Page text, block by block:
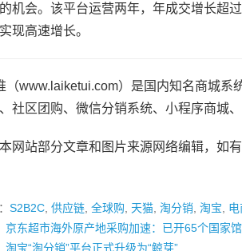
机会。该平台运营两年，年成交增长超
现高速增长。
（www.laiketui.com）是国内知名商城系
社区团购、微信分销系统、小程序商城
网站部分文章和图片来源网络编辑，如
S2B2C 供应链 全球购 天猫 淘分销 淘宝
京东超市海外原产地采购加速：已开65个国家
淘宝“淘分销”平台正式升级为“鲸芽”